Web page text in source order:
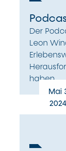
Der
Leon
haben.
Mai
2024